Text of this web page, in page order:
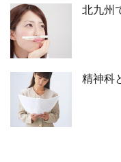
北九州
精神科